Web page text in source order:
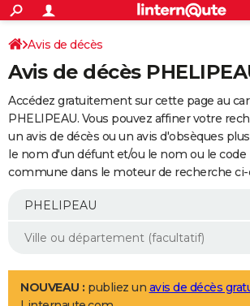
ACTUALITÉS
Politique
Société
Faits Divers
Education
Monde
Villes
+
SPORT
Coupe du monde 2026
Football
Tennis
Cyclisme
Rugby
Forum
Programme TV
TNT
Streaming
Cinéma
Sorties cinéma
Musique
+
FINANCE
Impôts
Immobilier
Risques naturels par ville
Banque
Assurance
Crédit
AUTO
Essais
Réserver un essai
Citadines
Berlines
SUV
Forum auto
+
Mobiles
Meilleur smartphone
Internet
Ordinateurs
Jeux vidéo
Guide high-tech
Aménagement intérieur
LIFESTYLE
Avis de décès
Avis de décès
Accédez gratuitement sur cette page au
PHELIPEAU. Vous pouvez affiner votre
un avis de décès ou un avis d'obsèques
le nom d'un défunt et/ou le nom ou le code
commune dans le moteur de recherche ci-
NOUVEAU : publiez un avis de décès